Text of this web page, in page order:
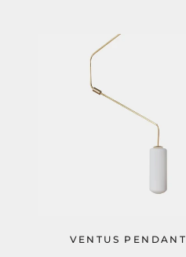
VENTUS PENDANT